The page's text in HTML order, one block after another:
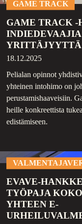
GAME TRACK
GAME TRACK -
YRITTÄJYYTTÄ
18.12.2025
Pelialan opinnot
yhteinen intohimo on
perustamishaaveisiin.
heille konkreettista
edistämiseen.
EVAVE-
TYÖPAJA
YHTEEN E-